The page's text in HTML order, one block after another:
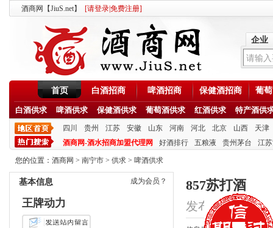
酒商网【JiuS.net】 [请登录免费注册]
企业
首页 白酒招商 啤酒招商 保健酒招商 葡
白酒供求 啤酒供求 保健酒供求 葡萄酒供求 红酒供求 特产酒供
四川 贵州 江苏 安徽 山东 河南 河北 北京 山西
天津
酒商网-酒水招商加盟代理网
好酒排行 五粮液 贵州茅台 江
您的位置： 酒商网 > 南宁市 > 供求 > 啤酒供求
成为会员？
基本信息
王牌动力
857苏打酒
发布时间：